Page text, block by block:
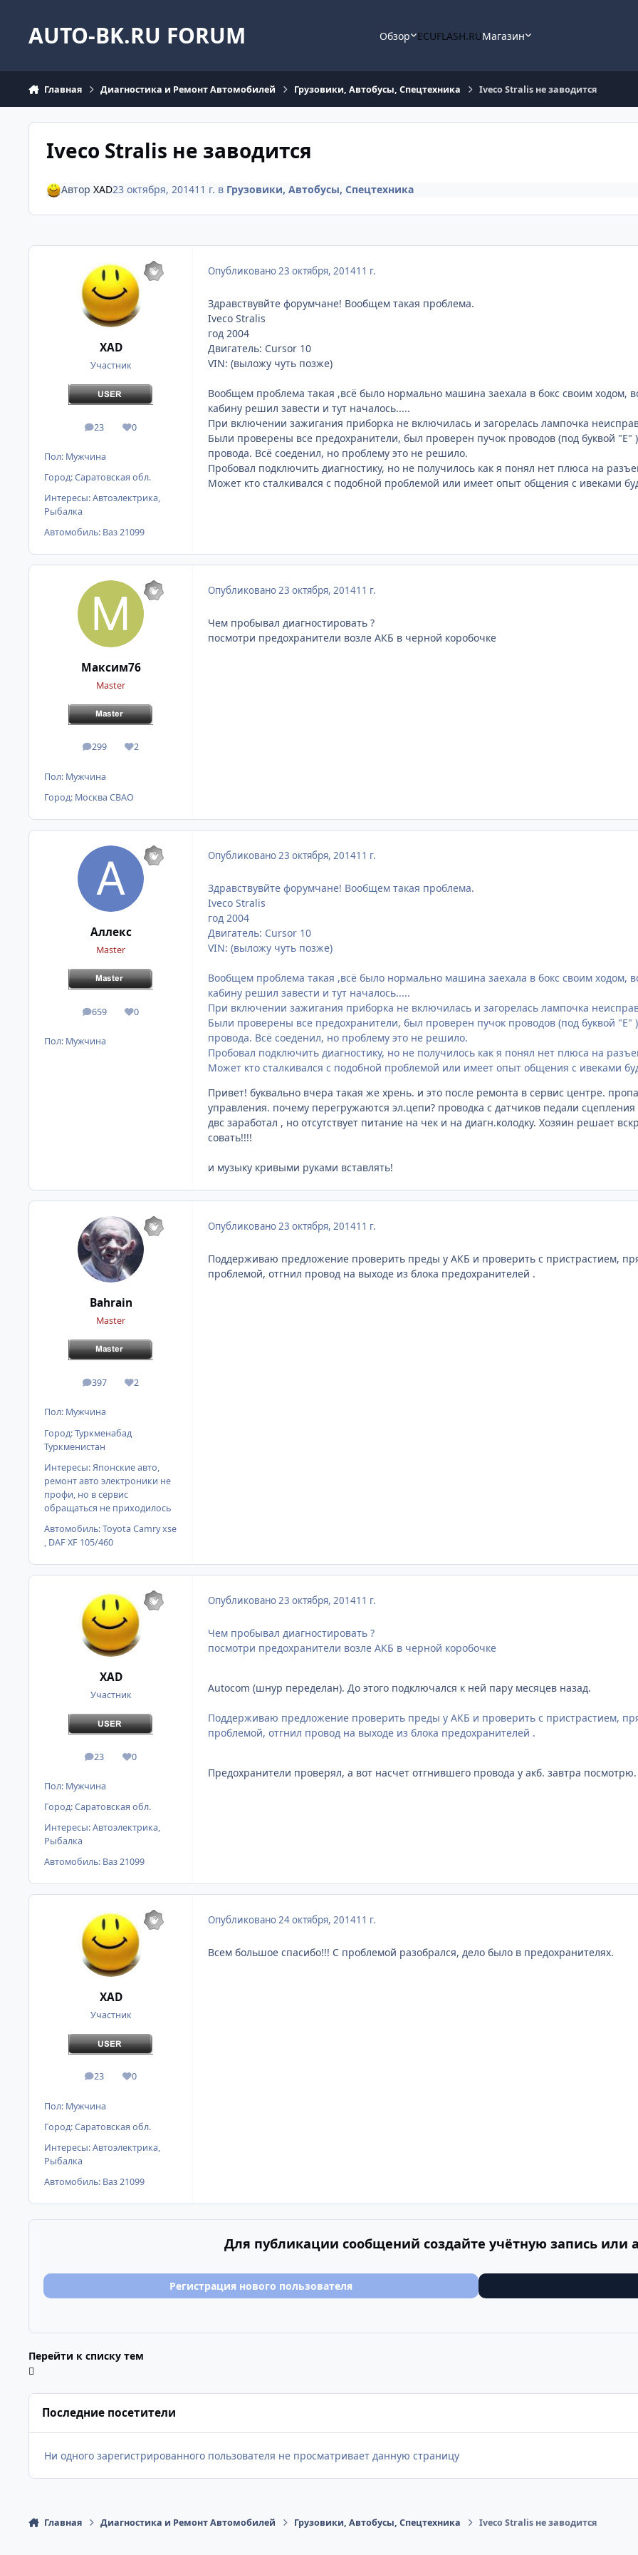
AUTO-BK.RU FORUM Обзор ECUFLASH.RUМагазин
Главная Диагностика и Ремонт Автомобилей Грузовики, Автобусы, Cпецтехника Iveco Stralis не заводится
Iveco Stralis не заводится
Автор XAD23 октября, 201411 г. в Грузовики, Автобусы, Cпецтехника
XAD
Участник
23
сообщения
0
Репутация
Пол: Мужчина
Город:Саратовская обл.
Интересы:Автоэлектрика,
Рыбалка
Автомобиль: Ваз 21099
Опубликовано 23 октября, 201411 г.
Здравствувйте форумчане! Вообщем такая проблема.
Iveco Stralis
год 2004
Двигатель: Cursor 10
VIN: (выложу чуть позже)
Вообщем проблема такая ,всё было нормально машина заехала в бокс своим ходом,
кабину решил завести и тут началось.....
При включении зажигания приборка не включилась и загорелась лампочка
Были проверены все предохранители, был проверен пучок проводов (под буквой
провода. Всё соеденил, но проблему это не решило.
Пробовал подключить диагностику, но не получилось как я понял нет плюса на
Может кто сталкивался с подобной проблемой или имеет опыт общения с ивеками
Максим76
Master
299
сообщения
2
Репутация
Пол: Мужчина
Город: Москва СВАО
Опубликовано23 октября, 201411 г.
Чем пробывал диагностировать ?
посмотри предохранители возле АКБ в черной коробочке
Аллекс
Master
659
сообщения
0
Репутация
Пол: Мужчина
Опубликовано23 октября, 201411 г.
Здравствувйте форумчане! Вообщем такая проблема.
Iveco Stralis
год 2004
Двигатель: Cursor 10
VIN: (выложу чуть позже)
Вообщем проблема такая ,всё было нормально машина заехала в бокс своим ходом,
кабину решил завести и тут началось.....
При включении зажигания приборка не включилась и загорелась лампочка
Были проверены все предохранители, был проверен пучок проводов (под буквой
провода. Всё соеденил, но проблему это не решило.
Пробовал подключить диагностику, но не получилось как я понял нет плюса на
Может кто сталкивался с подобной проблемой или имеет опыт общения с ивеками
Привет! буквально вчера такая же хрень. и это после ремонта в сервис центре.
управления. почему перегружаются эл.цепи? проводка с датчиков педали
двс заработал , но отсутствует питание на чек и на диагн.колодку. Хозяин решает
совать!!!!
и музыку кривыми руками вставлять!
Bahrain
Master
397
сообщения
2
Репутация
Пол: Мужчина
Город:Туркменабад
Туркменистан
Интересы:Японские авто,
ремонт авто электроники не
профи, но в сервис
обращаться не приходилось
Автомобиль:Toyota Camry xse
, DAF XF 105/460
Опубликовано23 октября, 201411 г.
Поддерживаю предложение проверить преды у АКБ и проверить с пристрастием,
проблемой, отгнил провод на выходе из блока предохранителей .
XAD
Участник
23
сообщения
0
Репутация
Пол: Мужчина
Город:Саратовская обл.
Интересы:Автоэлектрика,
Рыбалка
Автомобиль: Ваз 21099
Опубликовано23 октября, 201411 г.
Чем пробывал диагностировать ?
посмотри предохранители возле АКБ в черной коробочке
Autocom (шнур переделан). До этого подключался к ней пару месяцев назад.
Поддерживаю предложение проверить преды у АКБ и проверить с пристрастием,
проблемой, отгнил провод на выходе из блока предохранителей .
Предохранители проверял, а вот насчет отгнившего провода у акб. завтра посмотрю.
XAD
Участник
23
сообщения
0
Репутация
Пол: Мужчина
Город:Саратовская обл.
Интересы:Автоэлектрика,
Рыбалка
Автомобиль: Ваз 21099
Опубликовано24 октября, 201411 г.
Всем большое спасибо!!! С проблемой разобрался, дело было в предохранителях.
Для публикации сообщений создайте учётную запись или
Регистрация нового пользователя
Перейти к списку тем
Последние посетители
Ни одного зарегистрированного пользователя не просматривает данную страницу
Главная Диагностика и Ремонт Автомобилей Грузовики, Автобусы, Cпецтехника Iveco Stralis не заводится